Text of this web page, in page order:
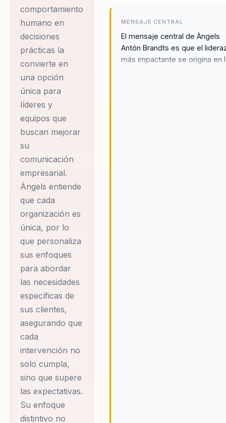
comportamiento
humano en
decisiones
prácticas la
convierte en
una opción
única para
líderes y
equipos que
buscan mejorar
su
comunicación
empresarial.
Àngels entiende
que cada
organización es
única, por lo
que personaliza
sus enfoques
para abordar
las necesidades
específicas de
sus clientes,
asegurando que
cada
intervención no
solo cumpla,
sino que supere
las expectativas.
Su enfoque
distintivo no
MENSAJE CENTRAL
El mensaje central de Àngels
Antón Brandts es que el
más impactante se origina en